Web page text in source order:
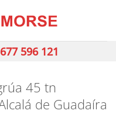
677 596 121
45 tn
de Guadaíra